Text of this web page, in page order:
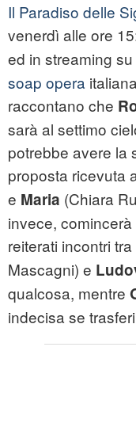
Il Paradiso delle
venerdì alle ore
ed in streaming su
soap opera
raccontano che
sarà al settimo
potrebbe avere la
proposta ricevuta
e Maria (Chiara
invece,
reiterati incontri tra
Mascagni) e
qualcosa, mentre
indecisa se